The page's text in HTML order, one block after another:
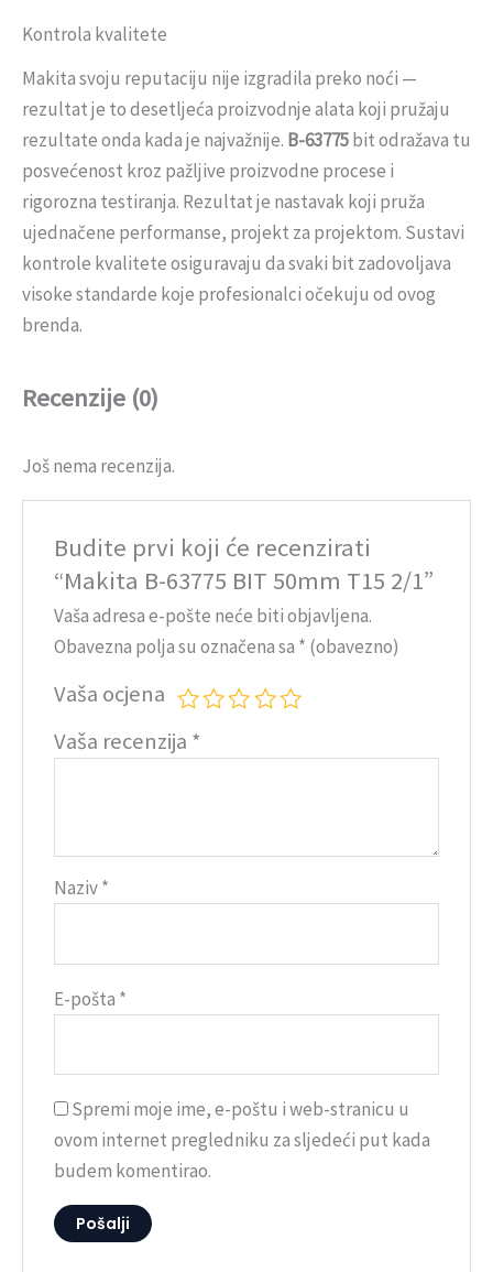
Kontrola kvalitete
Makita svoju reputaciju nije izgradila preko noći —
rezultat je to desetljeća proizvodnje alata koji pružaju
rezultate onda kada je najvažnije. B-63775bit odražava tu
posvećenost kroz pažljive proizvodne procese i
rigorozna testiranja. Rezultat je nastavak koji pruža
ujednačene performanse, projekt za projektom. Sustavi
kontrole kvalitete osiguravaju da svaki bit zadovoljava
visoke standarde koje profesionalci očekuju od ovog
brenda.
Recenzije (0)
Još nema recenzija.
Budite prvi koji će recenzirati
“Makita B-63775 BIT 50mm T15 2/1”
Vaša adresa e-pošte neće biti objavljena.
Obavezna polja su označena sa * (obavezno)
Vaša ocjena
Vaša recenzija *
Naziv*
E-pošta *
Spremi moje ime, e-poštu i web-stranicu u
ovom internet pregledniku za sljedeći put kada
budem komentirao.